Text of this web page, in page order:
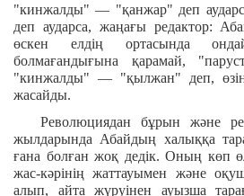
"кинжалды" — "қанжар" деп
деп аударса, жаңағы редактор:
өскен елдің ортасында
болмағандығына қарамай,
"кинжалды" — "қылжан" деп,
жасайды.
Революциядан бұрын және
жылдарында Абайдың халыққа
ғана болған жоқ дедік. Оның көп
жас-кәрінің жаттауымен және
алып, айта жүруінен ауызша